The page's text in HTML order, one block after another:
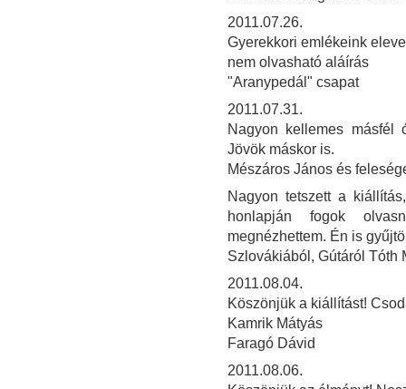
2011.07.26.
Gyerekkori emlékeink
nem olvasható aláírás
"Aranypedál" csapat
2011.07.31.
Nagyon kellemes másfél
Jövök máskor is.
Mészáros János és
Nagyon tetszett a
honlapján fogok
megnézhettem. Én is
Szlovákiából, Gútáról Tóth
2011.08.04.
Köszönjük a kiállítást!
Kamrik Mátyás
Faragó Dávid
2011.08.06.